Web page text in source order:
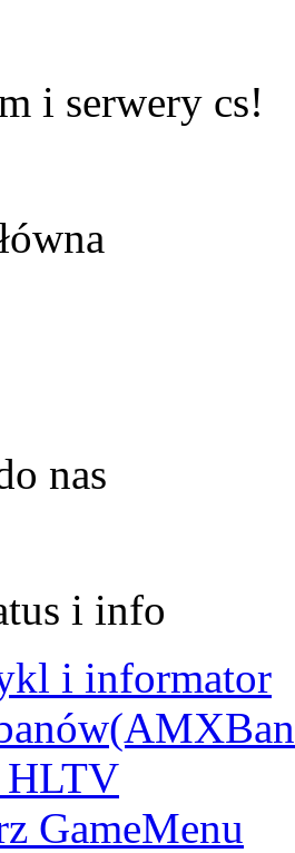
i serwery cs!
nas
i info
i informator
HLTV
GameMenu